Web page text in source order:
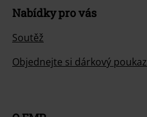
Nabídky pro vás
Soutěž
Objednejte si dárkový poukaz